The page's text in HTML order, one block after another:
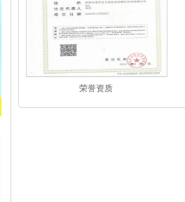
荣誉资质